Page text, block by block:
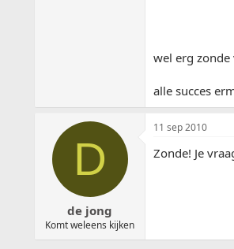
wel erg
alle succes
D
de jong
Komt weleens kijken
11 sep 2010
Zonde! Je